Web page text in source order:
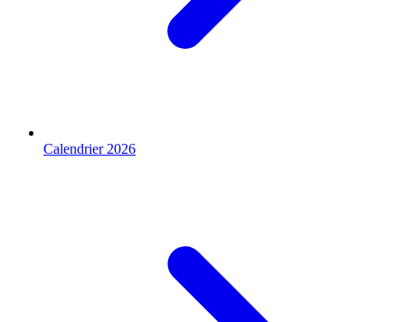
Calendrier 2026